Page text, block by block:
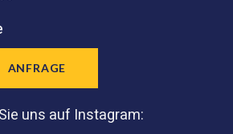
ANFRAGE
uns auf Instagram: